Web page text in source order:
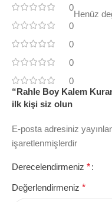
0
0
0
0
0
Henüz
“Rahle Boy Kalem
ilk kişi siz olun
E-posta adresiniz
işaretlenmişlerdir
Derecelendirmeniz *
Değerlendirmeniz *